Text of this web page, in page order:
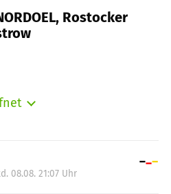
Rostocker
05:00-23:00
08.08. 21:07 Uhr